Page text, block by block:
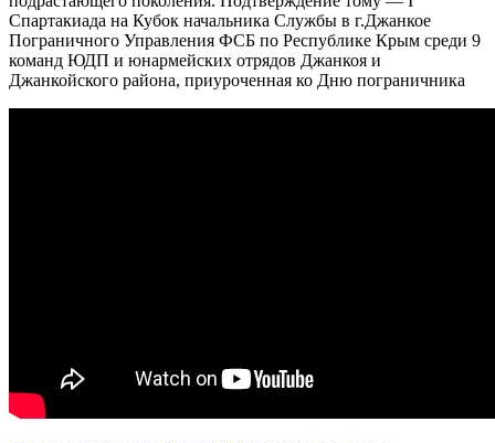
Спартакиада на Кубок начальника Службы в г.Джанкое
Пограничного Управления ФСБ по Республике Крым среди 9
команд ЮДП и юнармейских отрядов Джанкоя и
Джанкойского района, приуроченная ко Дню пограничника